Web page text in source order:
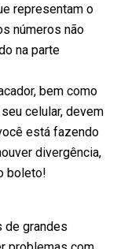
representam o
números não
na parte
bem como
celular, devem
está fazendo
divergência,
boleto!
de grandes